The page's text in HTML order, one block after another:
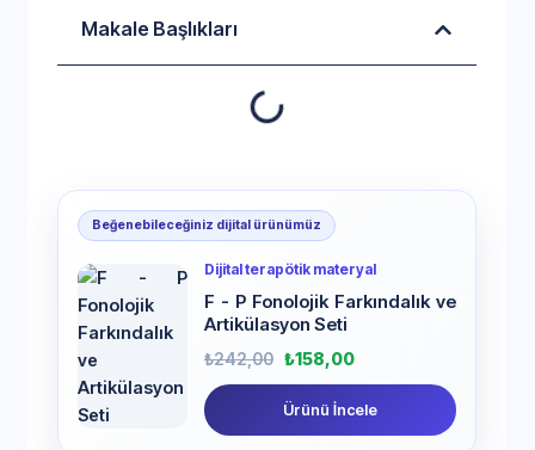
Makale Başlıkları
Beğenebileceğiniz dijital ürünümüz
Dijital terapötik materyal
F - P Fonolojik Farkındalık ve
Artikülasyon Seti
₺242,00 ₺158,00
Ürünü İncele